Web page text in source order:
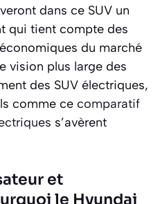
dans ce SUV un
qui tient compte des
du marché
vision plus large des
des SUV électriques,
comme ce comparatif
s’avèrent
et
le Hyundai